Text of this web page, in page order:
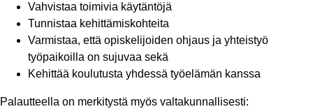
Vahvistaa toimivia käytäntöjä
Tunnistaa kehittämiskohteita
Varmistaa, että opiskelijoiden ohjaus ja yhteistyö
työpaikoilla on sujuvaa sekä
Kehittää koulutusta yhdessä työelämän kanssa
Palautteella on merkitystä myös valtakunnallisesti: